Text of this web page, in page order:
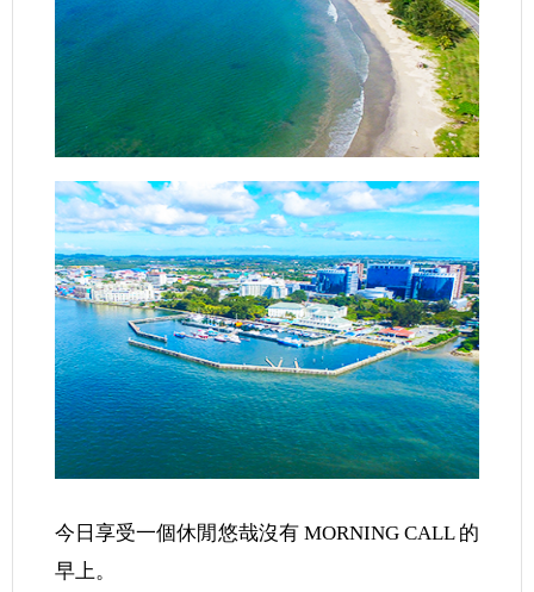
今日享受一個休閒悠哉沒有 MORNING CALL 的
早上。